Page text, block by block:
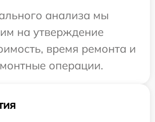
анализа мы
на утверждение
время ремонта и
операции.